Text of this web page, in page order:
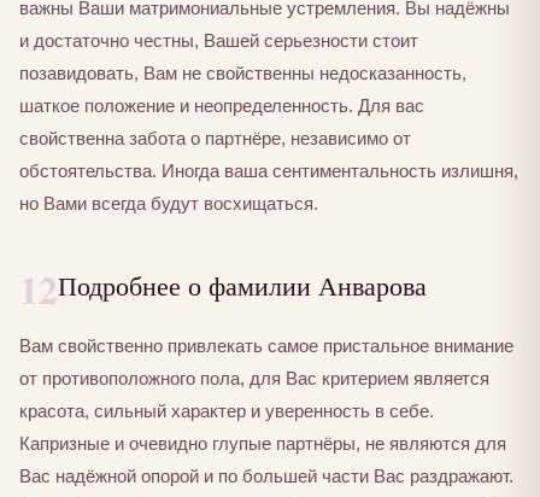
важны Ваши матримониальные устремления. Вы надёжны
и достаточно честны, Вашей серьезности стоит
позавидовать, Вам не свойственны недосказанность,
шаткое положение и неопределенность. Для вас
свойственна забота о партнёре, независимо от
обстоятельства. Иногда ваша сентиментальность излишня,
но Вами всегда будут восхищаться.
12Подробнее о фамилии Анварова
Вам свойственно привлекать самое пристальное внимание
от противоположного пола, для Вас критерием является
красота, сильный характер и уверенность в себе.
Капризные и очевидно глупые партнёры, не являются для
Вас надёжной опорой и по большей части Вас раздражают.